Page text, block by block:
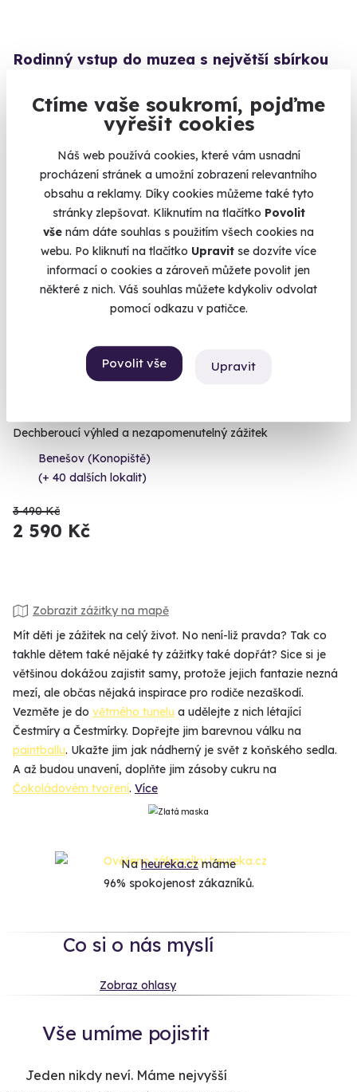
Ctíme vaše soukromí, pojďme
vyřešit cookies
Náš web používá cookies, které vám usnadní
procházení stránek a umožní zobrazení relevantního
obsahu a reklamy. Díky cookies můžeme také tyto
stránky zlepšovat. Kliknutím na tlačítko Povolit
vše nám dáte souhlas s použitím všech cookies na
webu. Po kliknutí na tlačítko Upravit se dozvíte více
informací o cookies a zároveň můžete povolit jen
některé z nich. Váš souhlas můžete kdykoliv odvolat
pomocí odkazu v patičce.
Povolit vše Upravit
Rodinný vstup do muzea s největší sbírkou
Muzeum, kde si hraje celá rodina.
Kutná Hora (+ 4 další lokality)
620 Kč
Volný termín už 10. 08. 2026
AKCE
Dechberoucí výhled a nezapomenutelný zážitek
Benešov (Konopiště)
(+ 40 dalších lokalit)
3 490 Kč
2 590 Kč
Zobrazit zážitky na mapě
Mít děti je zážitek na celý život. No není-liž pravda? Tak co
takhle dětem také nějaké ty zážitky také dopřát? Sice si je
většinou dokážou zajistit samy, protože jejich fantazie nezná
mezí, ale občas nějaká inspirace pro rodiče nezaškodí.
Vezměte je do větrného tunelu a udělejte z nich létající
Čestmíry a Čestmírky. Dopřejte jim barevnou válku na
paintballu. Ukažte jim jak nádherný je svět z koňského sedla.
A až budou unavení, doplňte jim zásoby cukru na
Čokoládovém tvoření. Více
Naheureka.czmáme
96% spokojenost zákazníků.
Co si o nás myslí
Zobraz ohlasy
Vše umíme pojistit
Jeden nikdy neví. Máme nejvyšší